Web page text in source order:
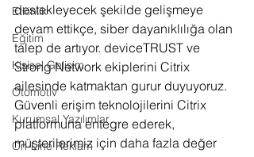
Etkinlik
Eğitim
Kişisel Gelişim
Otomotiv
Kurumsal Yazılımlar
On-Line Reklam
destekleyecek şekilde gelişmeye
devam ettikçe, siber dayanıklılığa olan
talep de artıyor. deviceTRUST ve
Strong Network ekiplerini Citrix
ailesinde katmaktan gurur duyuyoruz.
Güvenli erişim teknolojilerini Citrix
platformuna entegre ederek,
müşterilerimiz için daha fazla değer